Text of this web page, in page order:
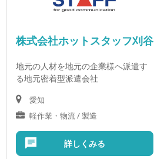
株式会社ホットスタッフ刈谷
地元の人材を地元の企業様へ派遣す
る地元密着型派遣会社
愛知
軽作業・物流 / 製造
詳しくみる